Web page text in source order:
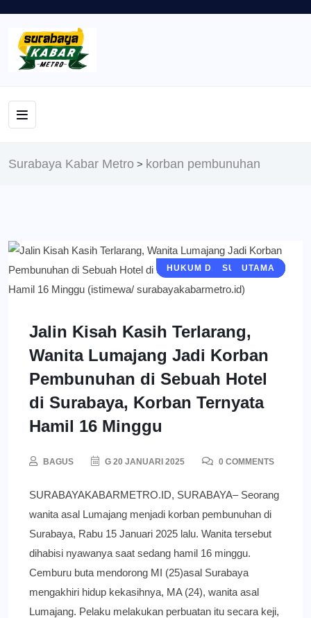
Surabaya Kabar Metro > korban pembunuhan
BERITA
HUKUM DAN KRIMINAL
PERISTIWA
SURABAYA
UTAMA
Jalin Kisah Kasih Terlarang,
Wanita Lumajang Jadi Korban
Pembunuhan di Sebuah Hotel
di Surabaya, Korban Ternyata
Hamil 16 Minggu
BAGUS G 20 JANUARI 2025 0 COMMENTS
SURABAYAKABARMETRO.ID, SURABAYA– Seorang
wanita asal Lumajang menjadi korban pembunuhan di
Surabaya, Rabu 15 Januari 2025 lalu. Wanita tersebut
dihabisi nyawanya saat sedang hamil 16 minggu.
Cemburu buta mendorong MI (25)asal Surabaya
mengakhiri hidup kekasihnya, MA (24), wanita asal
Lumajang. Pelaku melakukan perbuatan itu secara keji,